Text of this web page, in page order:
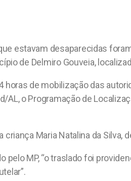
estavam desaparecidas
de Delmiro Gouveia,
horas de mobilização das
AL, o Programação de
Maria Natalina da Silva,
pelo MP, “o traslado foi